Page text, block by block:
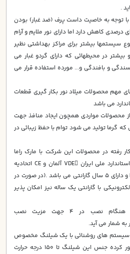
.
توجه به خاصيت داست پرف (ضد غبار) بودن
كاهش دارد اما داراي نور ملايم و آرام
سيستمها بيشتر براي مراكز بهداشتي نظير
و بيشتر در محيطهائي كه داراي گردو غبار مي
و بافندگي و... مورده استفاده قرار مي
مهم محصولات ميلاد نور بكار گيري قطعات
مي باشد
محصولات مواردي همچون ايجاد منافذ جهت
گرما توليد مي شود توام با حفظ زيبائي در
رفته در محصولات اين شركت با مارك راما
(Rama) كه داراي نشان استاندارد ملي ايران VDE آلمان و CE اتحاديه
اروپا با انديكس انرژي B2 و داراي 5 سال گارانتي مي باشد .(در صورت در
با گارانتي يك ساله نيز امكان پذير
قابليت رگلاژ محصول هنگام نصب در 4 جهت مزيت نصب
شمار مي آيد.
هاي روشنائي با يك شيلنگ مخصوص
از جنس پي وي سي عبور كرده جنس اين شيلنگ تا 150 درجه حرارت